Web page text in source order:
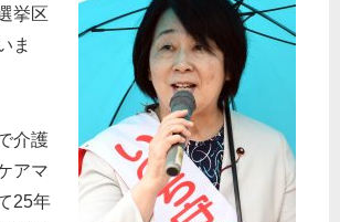
挙区
ま
介護
アマ
25年